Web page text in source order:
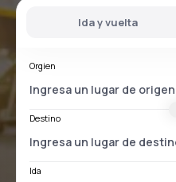
Ida y vuelta
Orgien
Destino
Ida